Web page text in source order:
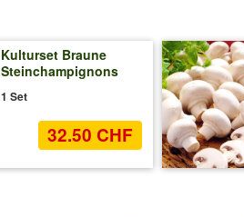
Kulturset Braune
Steinchampignons
1 Set
32.50 CHF